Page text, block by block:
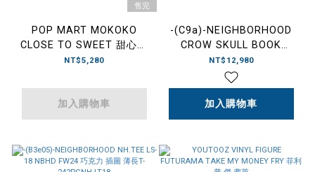
售完
POP MART MOKOKO
CLOSE TO SWEET 甜心系
列 泡泡瑪特 吊飾 掛飾 搪膠
NT$5,280
加入購物車
-(C9a)-NEIGHBORHOOD
CROW SKULL BOOK
INCENSE CHAMBER FW24
烏鴉 骷髏 藍色 線香
座-242AINH-AC01
NT$12,980
加入購物車